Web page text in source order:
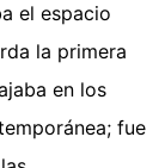
el espacio
la primera
en los
fue